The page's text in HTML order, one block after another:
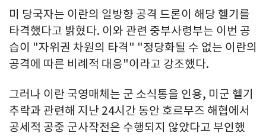
미 당국자는 이란의 일방향 공격 드론이 해당 헬기를
타격했다고 밝혔다. 이와 관련 중부사령부는 이번 공
습이 "자위권 차원의 타격" "정당화될 수 없는 이란의
공격에 따른 비례적 대응"이라고 강조했다.
그러나 이란 국영매체는 군 소식통을 인용, 미군 헬기
추락과 관련해 지난 24시간 동안 호르무즈 해협에서
공세적 공중 군사작전은 수행되지 않았다고 부인했